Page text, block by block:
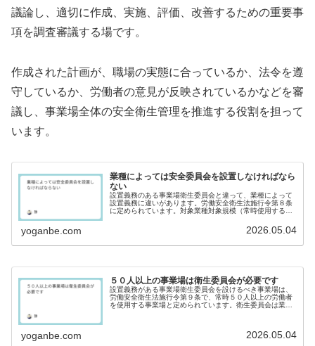
議論し、適切に作成、実施、評価、改善するための重要事
項を調査審議する場です。
作成された計画が、職場の実態に合っているか、法令を遵
守しているか、労働者の意見が反映されているかなどを審
議し、事業場全体の安全衛生管理を推進する役割を担って
います。
業種によっては安全委員会を設置しなければなら
ない
設置義務のある事業場衛生委員会と違って、業種によって
設置義務に違いがあります。労働安全衛生法施行令第８条
に定められています。対象業種対象規模（常時使用する労
yoganbe.com 2026.05.04
５０人以上の事業場は衛生委員会が必要です
設置義務がある事業場衛生委員会を設けるべき事業場は、
労働安全衛生法施行令第９条で、常時５０人以上の労働者
を使用する事業場と定められています。衛生委員会は業種
yoganbe.com 2026.05.04